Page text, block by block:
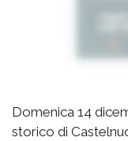
Domenica 14
storico di